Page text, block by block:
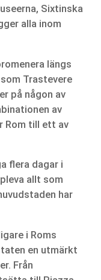
Sixtinska
alla inom
längs
Trastevere
på någon av
av
Rom till ett av
flera dagar i
allt som
har
i Roms
en utmärkt
Från